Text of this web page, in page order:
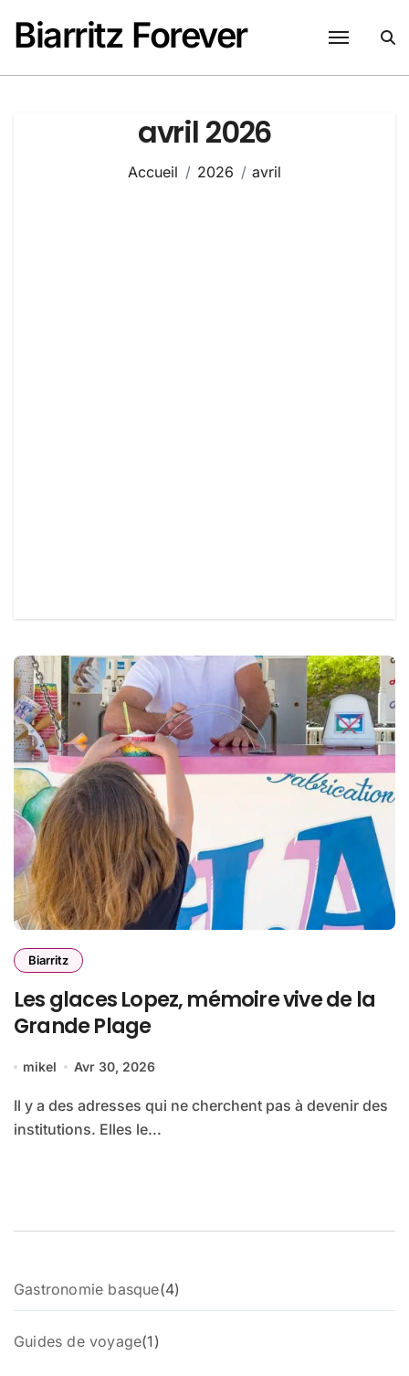
contenu
Biarritz Forever
avril 2026
Accueil 2026 avril
Biarritz
Les glaces Lopez, mémoire vive de la
Grande Plage
mikel Avr 30, 2026
Il y a des adresses qui ne cherchent pas à devenir des
institutions. Elles le...
Gastronomie basque 44
p
Guides de voyage 1 1